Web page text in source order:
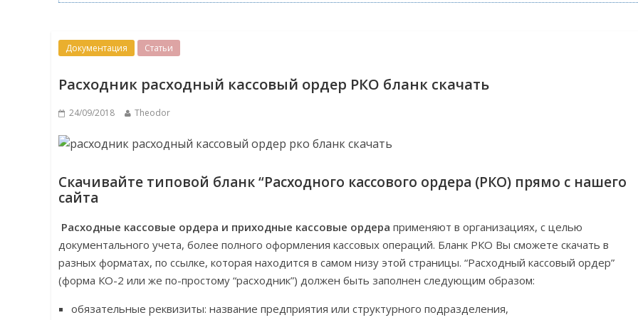
Документация Статьи
Расходник расходный кассовый ордер РКО бланк скачать
24/09/2018 Theodor
Скачивайте типовой бланк “Расходного кассового ордера (РКО) прямо с нашего
сайта
Расходные кассовые ордера и приходные кассовые ордера применяют в организациях, с целью
документального учета, более полного оформления кассовых операций. Бланк РКО Вы сможете скачать в
разных форматах, по ссылке, которая находится в самом низу этой страницы. “Расходный кассовый ордер”
(форма КО-2 или же по-простому “расходник”) должен быть заполнен следующим образом:
обязательные реквизиты: название предприятия или структурного подразделения,